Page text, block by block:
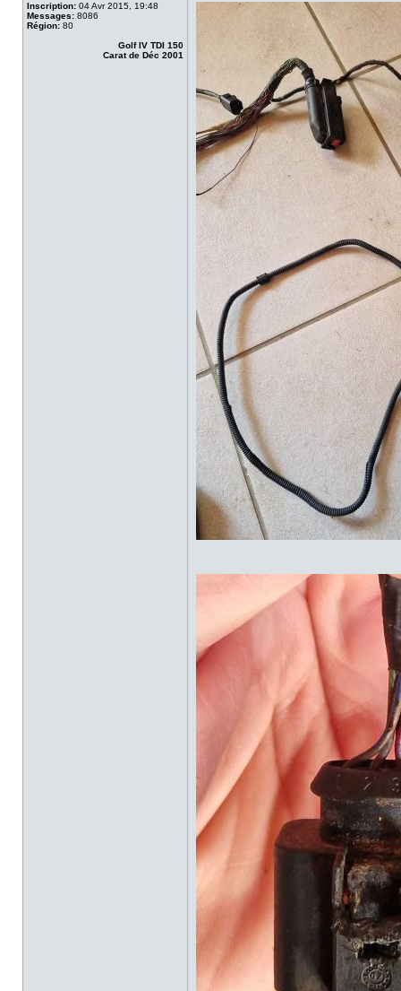
Inscription: 04 Avr 2015, 19:48
Messages: 8086
Région: 80
Golf IV TDI 150
Carat de Déc 2001